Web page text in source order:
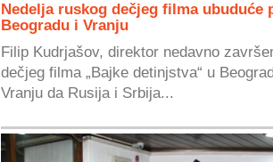
Nedelja ruskog dečjeg filma ubuduće
Beogradu i Vranju
Filip Kudrjašov, direktor nedavno
dečjeg filma „Bajke detinjstva“ u
Vranju da Rusija i Srbija...